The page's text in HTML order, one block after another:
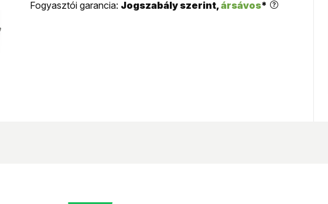
Fogyasztói garancia: Jogszabály szerint,ársávos*